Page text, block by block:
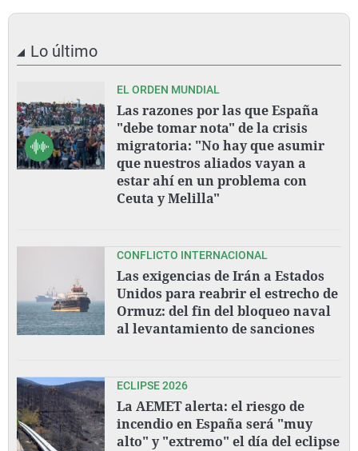
Lo último
EL ORDEN MUNDIAL
Las razones por las que España
"debe tomar nota" de la crisis
migratoria: "No hay que asumir
que nuestros aliados vayan a
estar ahí en un problema con
Ceuta y Melilla"
CONFLICTO INTERNACIONAL
Las exigencias de Irán a Estados
Unidos para reabrir el estrecho de
Ormuz: del fin del bloqueo naval
al levantamiento de sanciones
ECLIPSE 2026
La AEMET alerta: el riesgo de
incendio en España será "muy
alto" y "extremo" el día del eclipse